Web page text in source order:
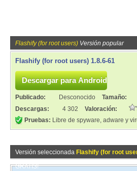
Flashify (for root users) Versión popular
Flashify (for root users) 1.8.6-61
Publicado: Desconocido Tamaño:
Descargas:
4 302
Valoración:
Pruebas: Libre de spyware, adware y
Versión seleccionada Flashify (for root
GRATIS!